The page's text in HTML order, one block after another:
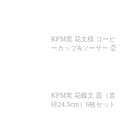
KPM窯 花文様 コーヒ
ーカップ&ソーサー ②
KPM窯 花蝶文 皿（直
径24.5cm）6枚セット